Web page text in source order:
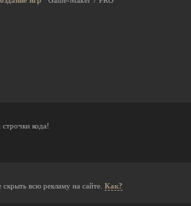
кода!
всю рекламу на сайте. Как?